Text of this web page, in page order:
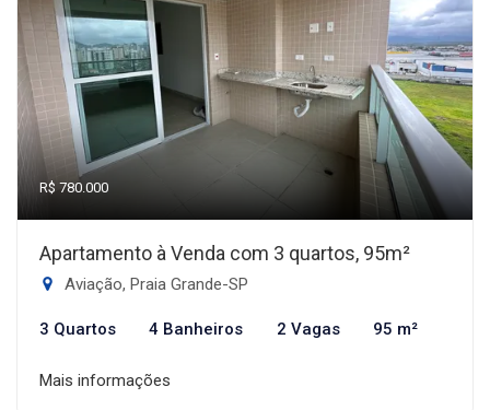
R$ 780.000
Apartamento à Venda com 3 quartos, 95m²
Aviação, Praia Grande-SP
3 Quartos 4 Banheiros 2 Vagas 95 m²
Mais informações